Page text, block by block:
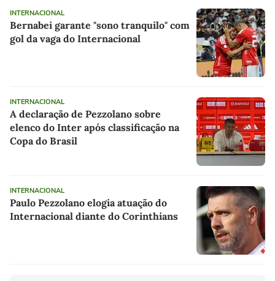
INTERNACIONAL
Bernabei garante "sono tranquilo" com
gol da vaga do Internacional
INTERNACIONAL
A declaração de Pezzolano sobre
elenco do Inter após classificação na
Copa do Brasil
INTERNACIONAL
Paulo Pezzolano elogia atuação do
Internacional diante do Corinthians